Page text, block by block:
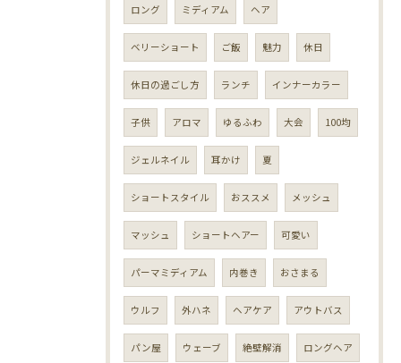
ロング ミディアム ヘア
ベリーショート ご飯 魅力 休日
休日の過ごし方 ランチ インナーカラー
子供 アロマ ゆるふわ 大会 100均
ジェルネイル 耳かけ 夏
ショートスタイル おススメ メッシュ
マッシュ ショートヘアー 可愛い
パーマミディアム 内巻き おさまる
ウルフ 外ハネ ヘアケア アウトバス
パン屋 ウェーブ 絶壁解消 ロングヘア